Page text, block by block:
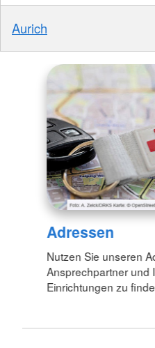
Aurich
Adressen
Nutzen Sie unseren
Ansprechpartner und
Einrichtungen zu